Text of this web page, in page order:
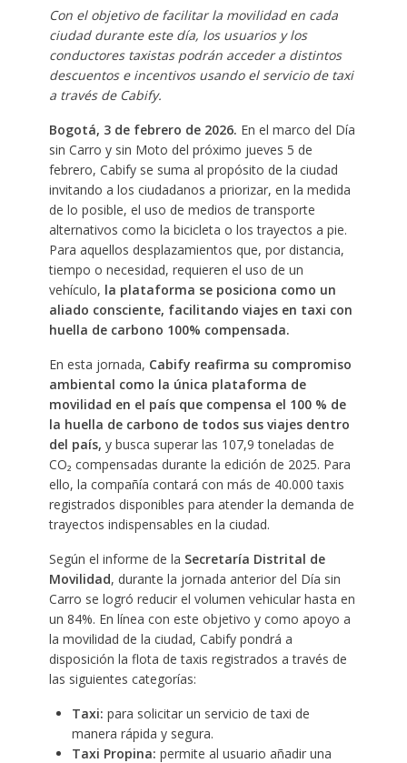
Con el objetivo de facilitar la movilidad en cada
ciudad durante este día, los usuarios y los
conductores taxistas podrán acceder a distintos
descuentos e incentivos usando el servicio de taxi
a través de Cabify.
Bogotá, 3 de febrero de 2026. En el marco del Día
sin Carro y sin Moto del próximo jueves 5 de
febrero, Cabify se suma al propósito de la ciudad
invitando a los ciudadanos a priorizar, en la medida
de lo posible, el uso de medios de transporte
alternativos como la bicicleta o los trayectos a pie.
Para aquellos desplazamientos que, por distancia,
tiempo o necesidad, requieren el uso de un
vehículo, la plataforma se posiciona como un
aliado consciente, facilitando viajes en taxi con
huella de carbono 100% compensada.
En esta jornada, Cabify reafirma su compromiso
ambiental como la única plataforma de
movilidad en el país que compensa el 100 % de
la huella de carbono de todos sus viajes dentro
del país, y busca superar las 107,9 toneladas de
CO₂ compensadas durante la edición de 2025. Para
ello, la compañía contará con más de 40.000 taxis
registrados disponibles para atender la demanda de
trayectos indispensables en la ciudad.
Según el informe de la Secretaría Distrital de
Movilidad, durante la jornada anterior del Día sin
Carro se logró reducir el volumen vehicular hasta en
un 84%. En línea con este objetivo y como apoyo a
la movilidad de la ciudad, Cabify pondrá a
disposición la flota de taxis registrados a través de
las siguientes categorías:
Taxi: para solicitar un servicio de taxi de
manera rápida y segura.
Taxi Propina: permite al usuario añadir una